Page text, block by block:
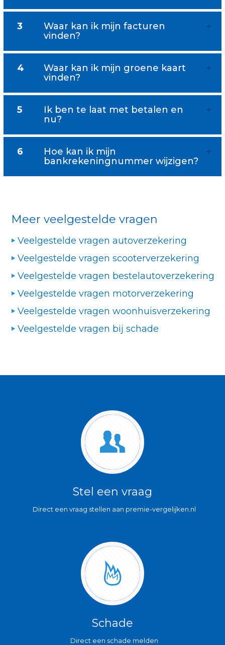
3
Waar kan ik mijn facturen
vinden?
4
Waar kan ik mijn groene kaart
vinden?
5
Ik ben te laat met betalen en
nu?
6
Hoe kan ik mijn
bankrekeningnummer wijzigen?
Meer veelgestelde vragen
Veelgestelde vragen autoverzekering
Veelgestelde vragen scooterverzekering
Veelgestelde vragen bestelautoverzekering
Veelgestelde vragen motorverzekering
Veelgestelde vragen woonhuisverzekering
Veelgestelde vragen bij schade
Stel een vraag
Direct een vraag stellen aan premie-vergelijken.nl
Schade
Direct een schade melden